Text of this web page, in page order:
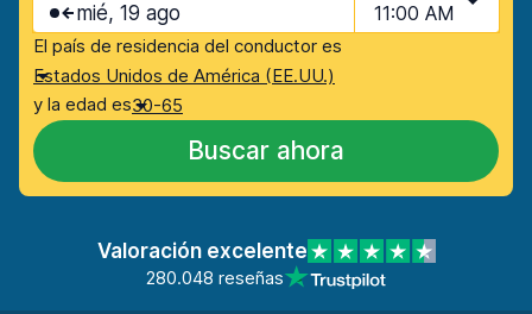
mié, 19 ago 11:00 AM
El país de residencia del conductor es
Estados Unidos de América (EE.UU.)
y la edad es30-65
Buscar ahora
Valoración excelente
280.048 reseñas